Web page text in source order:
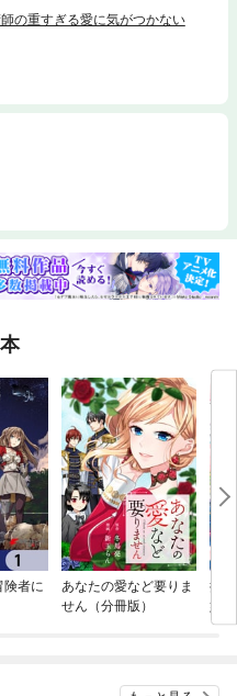
の重すぎる愛に気がつかない
険者に
あなたの愛など要りま
せん（分冊版）
捨
婚
る